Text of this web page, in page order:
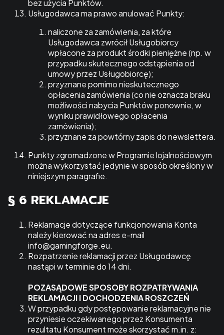
bez użycia Punktów.
Usługodawca ma prawo anulować Punkty:
naliczone za zamówienia, za które
Usługodawca zwrócił Usługobiorcy
wpłacone za produkt środki pieniężne (np. w
przypadku skutecznego odstąpienia od
umowy przez Usługobiorcę);
przyznane pomimo nieskutecznego
opłacenia zamówienia (co nie oznacza braku
możliwości nabycia Punktów ponownie, w
wyniku prawidłowego opłacenia
zamówienia);
przyznane za powtórny zapis do newslettera.
Punkty zgromadzone w Programie lojalnościowym
można wykorzystać jedynie w sposób określony w
niniejszym paragrafie.
§ 6 REKLAMACJE
Reklamacje dotyczące funkcjonowania Konta
należy kierować na adres e-mail
info@gamingforge.eu.
Rozpatrzenie reklamacji przez Usługodawcę
nastąpi w terminie do 14 dni.
POZASĄDOWE SPOSOBY ROZPATRYWANIA
REKLAMACJI I DOCHODZENIA ROSZCZEŃ
W przypadku gdy postępowanie reklamacyjne nie
przyniesie oczekiwanego przez Konsumenta
rezultatu Konsument może skorzystać m.in. z: